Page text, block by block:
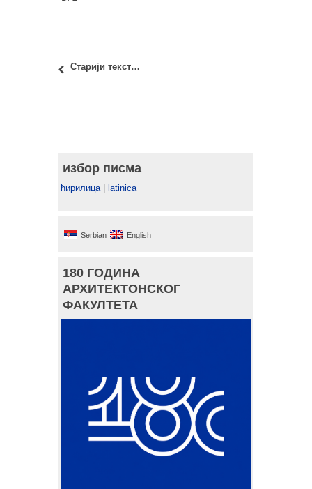
Старији текстови
избор писма
ћирилица | latinica
Serbian English
180 ГОДИНА
АРХИТЕКТОНСКОГ
ФАКУЛТЕТА